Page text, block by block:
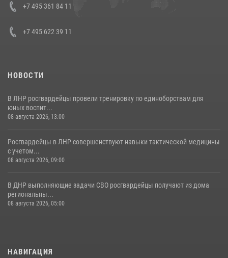
Кавказском федеральном округе Виталием Кузнецовым
+7 495 361 84 11
+7 495 622 39 11
НОВОСТИ
В ЛНР росгвардейцы провели тренировку по единоборствам для
юных воспит...
08 августа 2026, 13:00
Росгвардейцы в ЛНР совершенствуют навыки тактической медицины
с учетом...
08 августа 2026, 09:00
В ДНР выполняющие задачи СВО росгвардейцы получают из дома
региональны...
08 августа 2026, 05:00
НАВИГАЦИЯ